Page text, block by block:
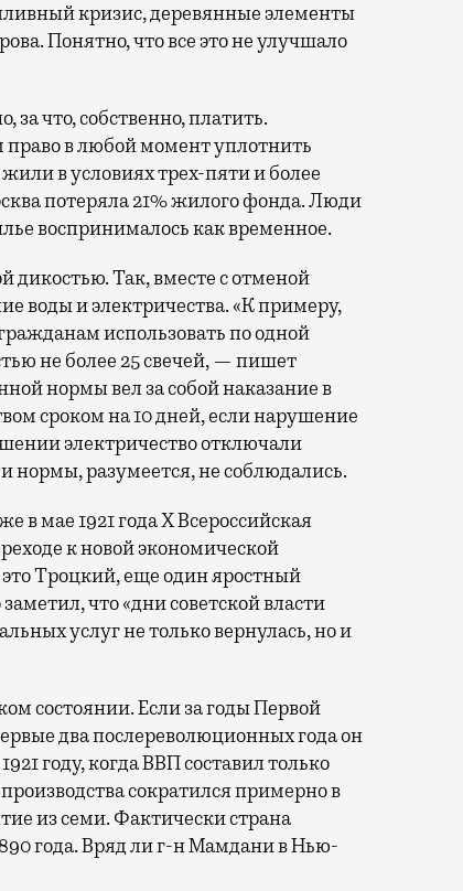
кризис, деревянные элементы
Понятно, что все это не улучшало
за что, собственно, платить.
право в любой момент уплотнить
в условиях трех-пяти и более
потеряла 21% жилого фонда. Люди
воспринималось как временное.
дикостью. Так, вместе с отменой
воды и электричества. «К примеру,
использовать по одной
не более 25 свечей, — пишет
нормы вел за собой наказание в
сроком на 10 дней, если нарушение
электричество отключали
нормы, разумеется, не соблюдались.
в мае 1921 года Х Всероссийская
к новой экономической
это Троцкий, еще один яростный
что «дни советской власти
услуг не только вернулась, но и
состоянии. Если за годы Первой
два послереволюционных года он
году, когда ВВП составил только
сократился примерно в
из семи. Фактически страна
года. Вряд ли г-н Мамдани в Нью-